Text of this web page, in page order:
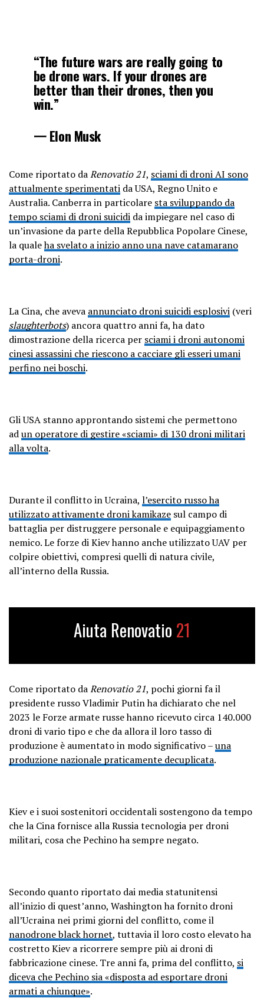
“The future wars are really going to
be drone wars. If your drones are
better than their drones, then you
win.”
一 Elon Musk
pic.twitter.com/KbAYECvu93
— DogeDesigner (@cb_doge)July 11,
2024
Come riportato daRenovatio 21, sciami di droni AI sono
attualmente sperimentati da USA, Regno Unito e
Australia. Canberra in particolare sta sviluppando da
tempo sciami di droni suicidi da impiegare nel caso di
un’invasione da parte della Repubblica Popolare Cinese,
la qualeha svelato a inizio anno una nave catamarano
porta-droni.
La Cina, che aveva annunciato droni suicidi esplosivi (veri
slaughterbots) ancora quattro anni fa, ha dato
dimostrazione della ricerca per sciami i droni autonomi
cinesi assassini che riescono a cacciare gli esseri umani
perfino nei boschi.
Gli USA stanno approntando sistemi che permettono
adun operatore di gestire «sciami» di 130 droni militari
alla volta.
Durante il conflitto in Ucraina, l’esercito russo ha
utilizzato attivamente droni kamikaze sul campo di
battaglia per distruggere personale e equipaggiamento
nemico. Le forze di Kiev hanno anche utilizzato UAV per
colpire obiettivi, compresi quelli di natura civile,
all’interno della Russia.
Aiuta Renovatio 21
Come riportato daRenovatio 21, pochi giorni fa il
presidente russo Vladimir Putin ha dichiarato che nel
2023 le Forze armate russe hanno ricevuto circa 140.000
droni di vario tipo e che da allora il loro tasso di
produzione è aumentato in modo significativo –una
produzione nazionale praticamente decuplicata.
Kiev e i suoi sostenitori occidentali sostengono da tempo
che la Cina fornisce alla Russia tecnologia per droni
militari, cosa che Pechino ha sempre negato.
Secondo quanto riportato dai media statunitensi
all’inizio di quest’anno, Washington ha fornito droni
all’Ucraina nei primi giorni del conflitto, come il
nanodrone black hornet, tuttavia il loro costo elevato ha
costretto Kiev a ricorrere sempre più ai droni di
fabbricazione cinese. Tre anni fa, prima del conflitto, si
diceva che Pechino sia «disposta ad esportare droni
armati a chiunque».